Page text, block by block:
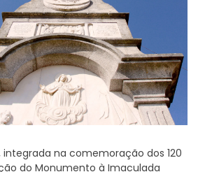
na comemoração dos 120
do Monumento à Imaculada